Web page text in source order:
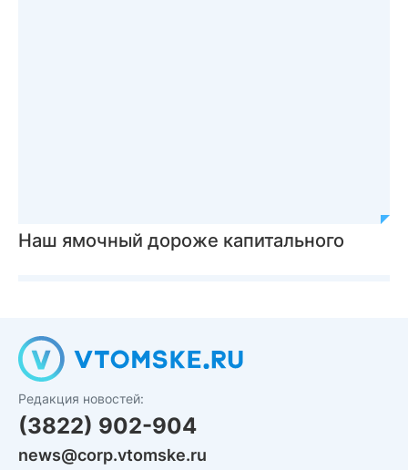
Наш ямочный дороже капитального
Редакция новостей:
(3822) 902-904
news@corp.vtomske.ru